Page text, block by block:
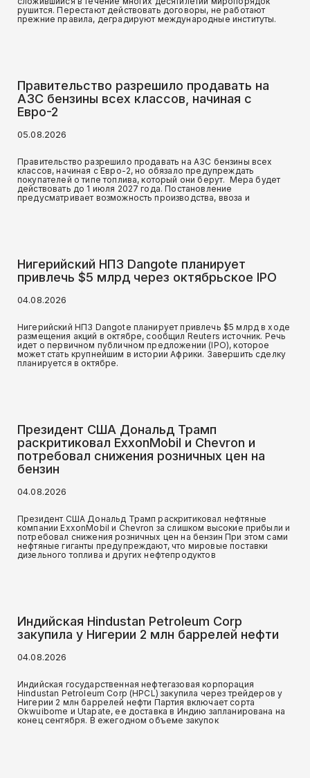
рушится. Перестают действовать договоры, не работают
прежние правила, деградируют международные институты.
Правительство разрешило продавать на
АЗС бензины всех классов, начиная с
Евро-2
05.08.2026
Правительство разрешило продавать на АЗС бензины всех
классов, начиная с Евро-2, но обязало предупреждать
покупателей о типе топлива, который они берут. Мера будет
действовать до 1 июля 2027 года. Постановление
предусматривает возможность производства, ввоза и
Нигерийский НПЗ Dangote планирует
привлечь $5 млрд через октябрьское IPO
04.08.2026
Нигерийский НПЗ Dangote планирует привлечь $5 млрд в ходе
размещения акций в октябре, сообщил Reuters источник. Речь
идет о первичном публичном предложении (IPO), которое
может стать крупнейшим в истории Африки. Завершить сделку
планируется в октябре.
Президент США Дональд Трамп
раскритиковал ExxonMobil и Chevron и
потребовал снижения розничных цен на
бензин
04.08.2026
Президент США Дональд Трамп раскритиковал нефтяные
компании ExxonMobil и Chevron за слишком высокие прибыли и
потребовал снижения розничных цен на бензин При этом сами
нефтяные гиганты предупреждают, что мировые поставки
дизельного топлива и других нефтепродуктов
Индийская Hindustan Petroleum Corp
закупила у Нигерии 2 млн баррелей нефти
04.08.2026
Индийская государственная нефтегазовая корпорация
Hindustan Petroleum Corp (HPCL) закупила через трейдеров у
Нигерии 2 млн баррелей нефти Партия включает сорта
Okwuibome и Utapate, ее доставка в Индию запланирована на
конец сентября. В ежегодном объеме закупок